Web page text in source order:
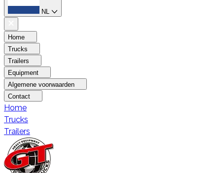
NL
Home
Trucks
Trailers
Equipment
Algemene voorwaarden
Contact
Home
Trucks
Trailers